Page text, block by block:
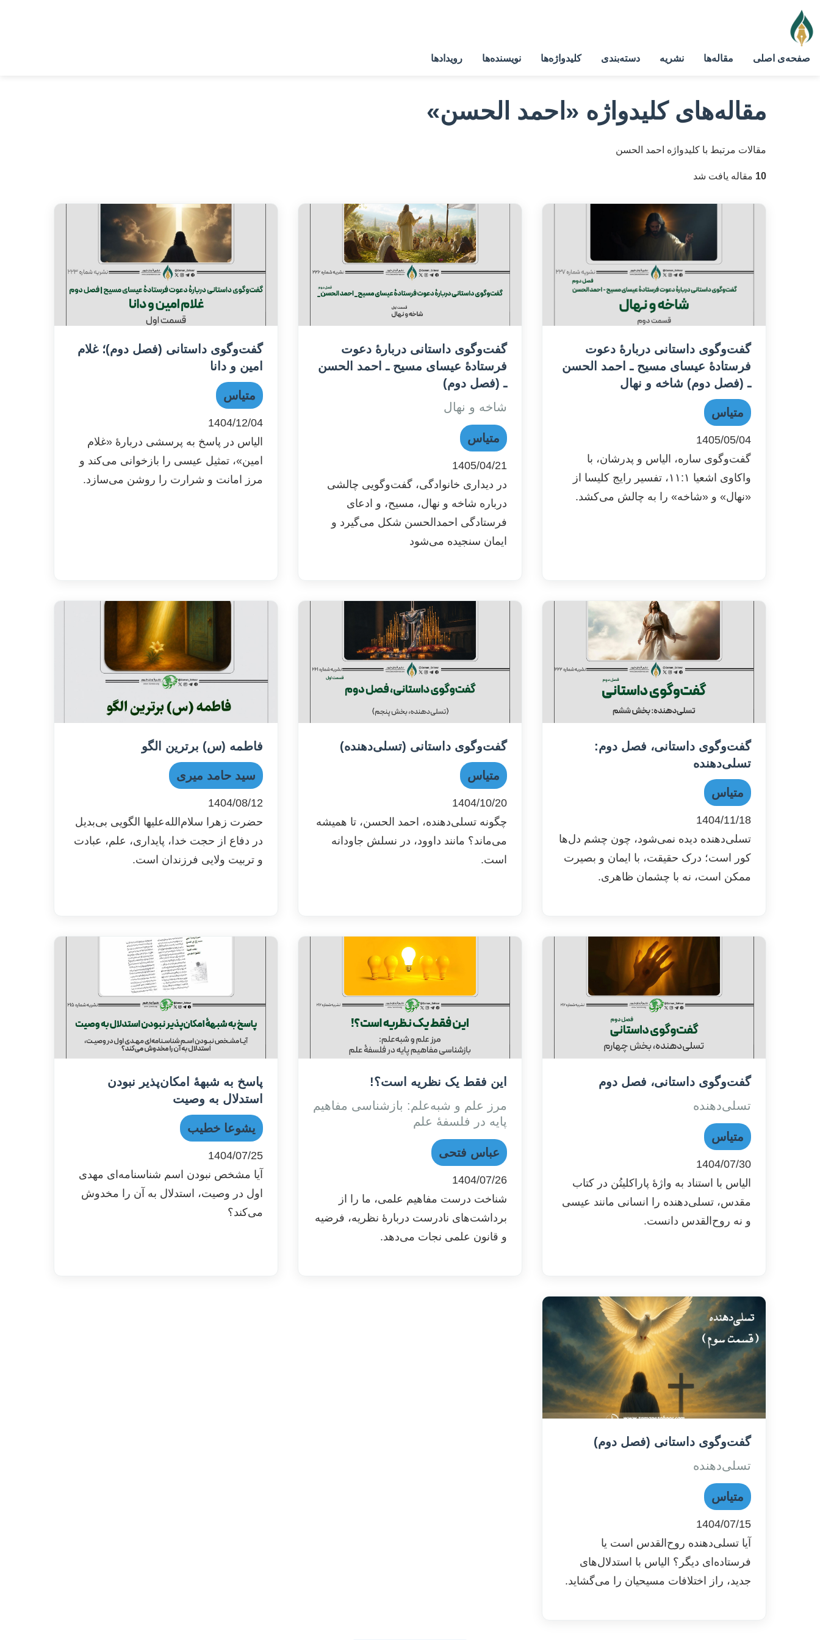
صفحه‌ی اصلی مقاله‌ها نشریه دسته‌بندی کلیدواژه‌ها نویسنده‌ها رویدادها
مقاله‌های کلیدواژه «احمد الحسن»
مقالات مرتبط با کلیدواژه احمد الحسن
10 مقاله یافت شد
گفت‌وگوی داستانی دربارۀ دعوت
فرستادۀ عیسای مسیح ـ احمد الحسن
ـ (فصل دوم) شاخه و نهال
متیاس
1405/05/04
گفت‌وگوی ساره، الیاس و پدرشان، با
واکاوی اشعیا ۱۱:۱، تفسیر رایج کلیسا از
«نهال» و «شاخه» را به چالش می‌کشد.
گفت‌وگوی داستانی دربارۀ دعوت
فرستادۀ عیسای مسیح ـ احمد الحسن
ـ (فصل دوم)
شاخه و نهال
متیاس
1405/04/21
در دیداری خانوادگی، گفت‌وگویی چالشی
درباره شاخه و نهال، مسیح، و ادعای
فرستادگی احمدالحسن شکل می‌گیرد و
ایمان سنجیده می‌شود
گفت‌وگوی داستانی (فصل دوم)؛ غلام
امین و دانا
متیاس
1404/12/04
الیاس در پاسخ به پرسشی دربارهٔ «غلام
امین»، تمثیل عیسی را بازخوانی می‌کند و
مرز امانت و شرارت را روشن می‌سازد.
گفت‌وگوی داستانی، فصل دوم:
تسلی‌دهنده
متیاس
1404/11/18
تسلی‌دهنده دیده نمی‌شود، چون چشم دل‌ها
کور است؛ درک حقیقت، با ایمان و بصیرت
ممکن است، نه با چشمان ظاهری.
گفت‌وگوی داستانی (تسلی‌دهنده)
متیاس
1404/10/20
چگونه تسلی‌دهنده، احمد الحسن، تا همیشه
می‌ماند؟ مانند داوود، در نسلش جاودانه
است.
فاطمه (س) برترین الگو
سید حامد میری
1404/08/12
حضرت زهرا سلام‌الله‌علیها الگویی بی‌بدیل
در دفاع از حجت خدا، پایداری، علم، عبادت
و تربیت ولایی فرزندان است.
گفت‌وگوی داستانی، فصل دوم
تسلی‌دهنده
متیاس
1404/07/30
الیاس با استناد به واژۀ پاراکلیتُن در کتاب
مقدس، تسلی‌دهنده را انسانی مانند عیسی
و نه روح‌القدس دانست.
این فقط یک نظریه است؟!
مرز علم و شبه‌علم: بازشناسی مفاهیم
پایه در فلسفۀ علم
عباس فتحی
1404/07/26
شناخت درست مفاهیم علمی، ما را از
برداشت‌های نادرست دربارهٔ نظریه، فرضیه
و قانون علمی نجات می‌دهد.
پاسخ به شبهۀ امکان‌پذیر نبودن
استدلال به وصیت
یشوعا خطیب
1404/07/25
آیا مشخص نبودن اسم شناسنامه‌ای مهدی
اول در وصیت، استدلال به آن را مخدوش
می‌کند؟
گفت‌وگوی داستانی (فصل دوم)
تسلی‌دهنده
متیاس
1404/07/15
آیا تسلی‌دهنده روح‌القدس است یا
فرستاده‌ای دیگر؟ الیاس با استدلال‌های
جدید، راز اختلافات مسیحیان را می‌گشاید.